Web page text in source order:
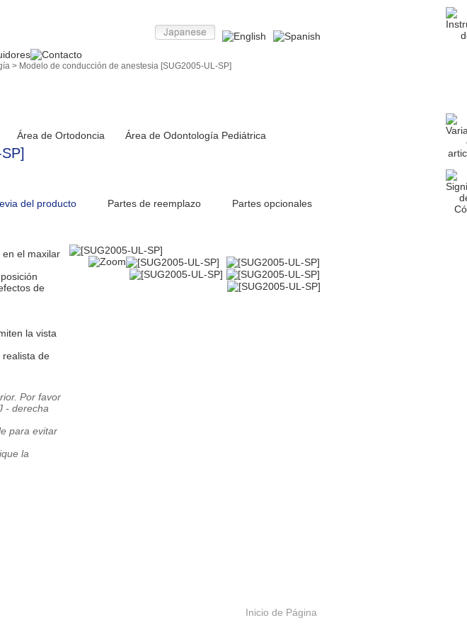
> Modelo de conducción de anestesia [SUG2005-UL-SP]
Área de Ortodoncia Área de Odontología Pediátrica
Partes opcionales
Partes de reemplazo
del producto
en el maxilar
de
la vista
realista de
Por favor
- derecha
para evitar
la
Inicio de Página